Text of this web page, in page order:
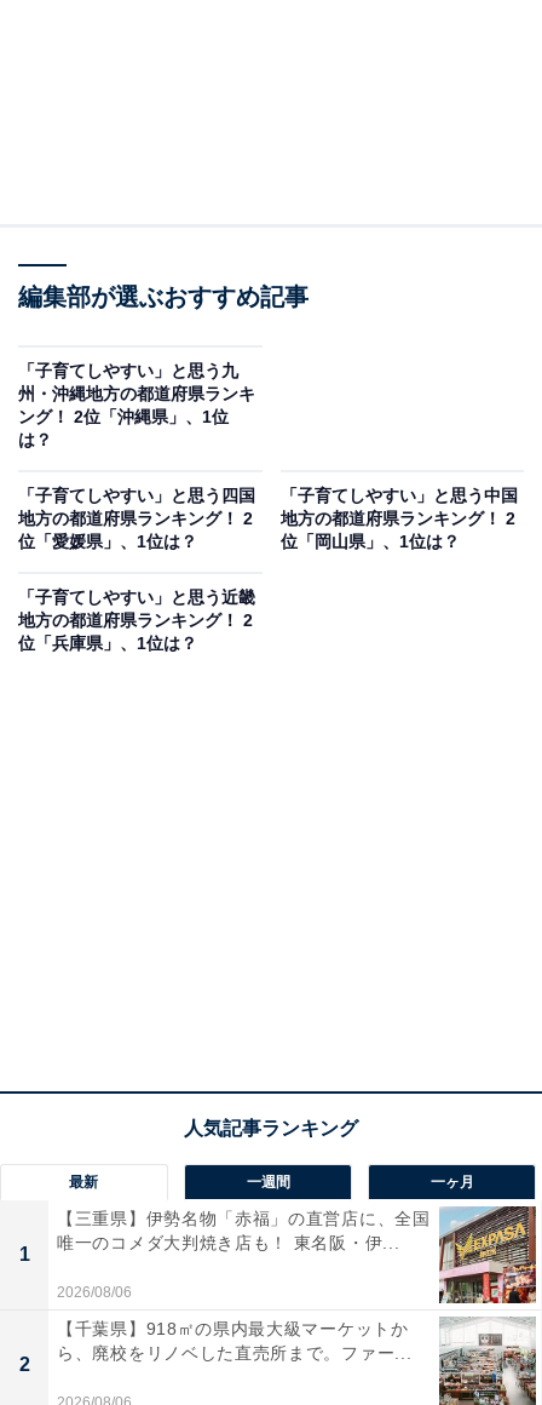
編集部が選ぶおすすめ記事
「子育てしやすい」と思う九
州・沖縄地方の都道府県ランキ
ング！ 2位「沖縄県」、1位
は？
「子育てしやすい」と思う四国
地方の都道府県ランキング！ 2
位「愛媛県」、1位は？
「子育てしやすい」と思う中国
地方の都道府県ランキング！ 2
位「岡山県」、1位は？
「子育てしやすい」と思う近畿
地方の都道府県ランキング！ 2
位「兵庫県」、1位は？
最新 一週間 一ヶ月
1
【三重県】伊勢名物「赤福」の直営店に、全国
唯一のコメダ大判焼き店も！ 東名阪・伊...
2026/08/06
2
【千葉県】918㎡の県内最大級マーケットか
ら、廃校をリノベした直売所まで。ファー...